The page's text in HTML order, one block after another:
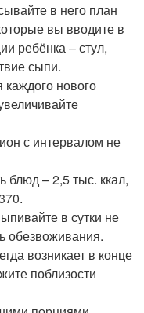
в него план
вы вводите в
ребёнка – стул,
сыпи.
нового
с интервалом не
блюд – 2,5 тыс. ккал,
в сутки не
обезвоживания.
возникает в конце
поблизости